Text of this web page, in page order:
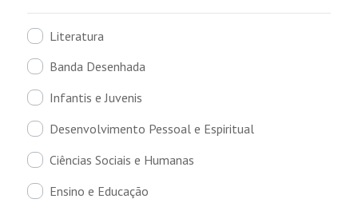
Literatura
Banda Desenhada
Infantis e Juvenis
Desenvolvimento Pessoal e Espiritual
Ciências Sociais e Humanas
Ensino e Educação